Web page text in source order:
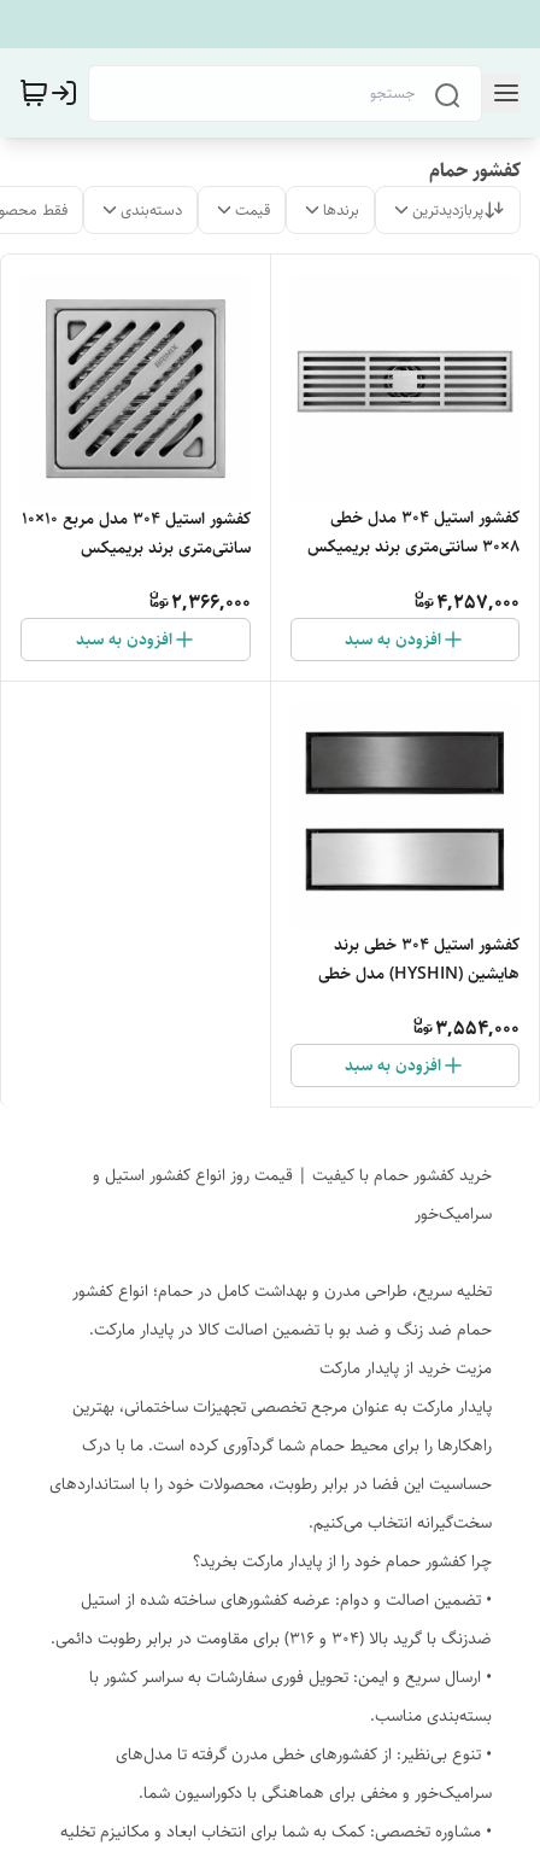
کفشور حمام
پربازدیدترین برندها قیمت دسته‌بندی فقط
کفشور استیل 304 مدل خطی
8×30 سانتی‌متری برند بریمیکس
4,257,000
افزودن به سبد
کفشور استیل 304 مدل مربع 10×10
سانتی‌متری برند بریمیکس
2,366,000
افزودن به سبد
کفشور استیل ۳۰۴ خطی برند
هایشین (HYSHIN) مدل خطی
3,554,000
افزودن به سبد
خرید کفشور حمام با کیفیت | قیمت روز انواع کفشور استیل و
سرامیک‌خور
تخلیه سریع، طراحی مدرن و بهداشت کامل در حمام؛ انواع کفشور
حمام ضد زنگ و ضد بو با تضمین اصالت کالا در پایدار مارکت.
مزیت خرید از پایدار مارکت
پایدار مارکت به عنوان مرجع تخصصی تجهیزات ساختمانی، بهترین
راهکارها را برای محیط حمام شما گردآوری کرده است. ما با درک
حساسیت این فضا در برابر رطوبت، محصولات خود را با استانداردهای
سخت‌گیرانه انتخاب می‌کنیم.
چرا کفشور حمام خود را از پایدار مارکت بخرید؟
• تضمین اصالت و دوام: عرضه کفشورهای ساخته شده از استیل
ضدزنگ با گرید بالا (304 و 316) برای مقاومت در برابر رطوبت دائمی.
• ارسال سریع و ایمن: تحویل فوری سفارشات به سراسر کشور با
بسته‌بندی مناسب.
• تنوع بی‌نظیر: از کفشورهای خطی مدرن گرفته تا مدل‌های
سرامیک‌خور و مخفی برای هماهنگی با دکوراسیون شما.
• مشاوره تخصصی: کمک به شما برای انتخاب ابعاد و مکانیزم تخلیه